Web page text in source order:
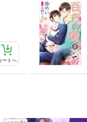
ートへ